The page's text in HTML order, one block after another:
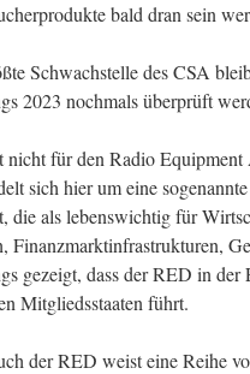
bald dran sein
Schwachstelle des CSA
2023 nochmals überprüft
nicht für den Radio
sich hier um eine sogenannte
die als lebenswichtig für
Finanzmarktinfrastrukturen,
gezeigt, dass der RED in
Mitgliedsstaaten führt.
der RED weist eine Reihe